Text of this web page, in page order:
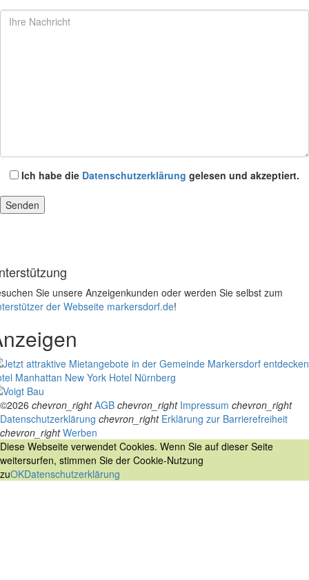
Ich habe die Datenschutzerklärung gelesen und akzeptiert.
Sie unsere Anzeigenkunden oder werden Sie selbst zum
der Webseite markersdorf.de!
Manhattan New York Hotel Nürnberg
©2026 chevron_right AGB chevron_right Impressum chevron_right
Datenschutzerklärung chevron_right Erklärung zur Barrierefreiheit
chevron_right Werben
Diese Webseite verwendet Cookies. Wenn Sie auf dieser Seite
weitersurfen, stimmen Sie der Cookie-Nutzung
zuOKDatenschutzerklärung